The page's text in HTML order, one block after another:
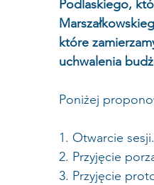
Podlaskiego,
które
uchwalenia
Poniżej
1. Otwarcie sesji.
2. Przyjęcie
3. Przyjęcie